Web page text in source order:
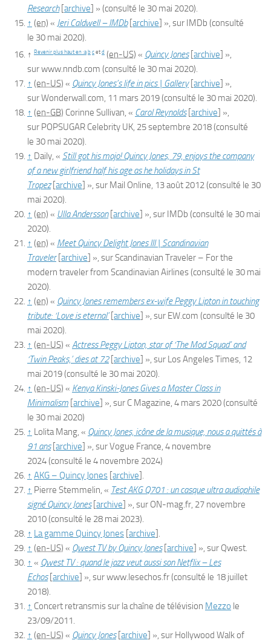
Research[archive] » (consulté le 30 mai 2020).
↑ (en) « Jeri Caldwell – IMDb[archive] », sur IMDb (consulté
le 30 mai 2020).
↑ Revenir plus haut en :abcetd (en-US) « Quincy Jones[archive] »,
surwww.nndb.com (consulté le 30 mai 2020).
↑ (en-US) « Quincy Jones’s life in pics | Gallery[archive] »,
surWonderwall.com, 11 mars 2019(consulté le 30 mai 2020).
↑ (en-GB) Corinne Sullivan, « Carol Reynolds[archive] »,
sur POPSUGAR Celebrity UK, 25 septembre 2018(consulté
le 30 mai 2020).
↑ Daily, « Still got his mojo! Quincy Jones, 79, enjoys the company
of a new girlfriend half his age as he holidays in St
Tropez[archive] », sur Mail Online, 13 août 2012(consulté le 30
mai 2020).
↑ (en) « Ulla Andersson[archive] », sur IMDb (consulté le 30 mai
2020).
↑ (en) « Meet Quincy Delight Jones III | Scandinavian
Traveler[archive] », surScandinavian Traveler – For the
modern traveler from Scandinavian Airlines(consulté le 30 mai
2020).
↑ (en) « Quincy Jones remembers ex-wife Peggy Lipton in touching
tribute: ‘Love is eternal’[archive] », sur EW.com (consulté le 30
mai 2020).
↑ (en-US) « Actress Peggy Lipton, star of ‘The Mod Squad’ and
‘Twin Peaks,’ dies at 72[archive] », sur Los Angeles Times, 12
mai 2019(consulté le 30 mai 2020).
↑ (en-US) « Kenya Kinski-Jones Gives a Master Class in
Minimalism [archive] », sur C Magazine, 4 mars 2020(consulté
le 30 mai 2020)
↑ LolitaMang, « Quincy Jones, icône de la musique, nous a quittés à
91 ans[archive] », surVogue France, 4 novembre
2024(consulté le 4 novembre 2024)
↑ AKG – Quincy Jones [archive].
↑ Pierre Stemmelin, « Test AKG Q701 : un casque ultra audiophile
signé Quincy Jones[archive] », sur ON-mag.fr, 27 novembre
2010(consulté le 28 mai 2023).
↑ La gamme Quincy Jones [archive].
↑ (en-US) « Qwest TV by Quincy Jones[archive] », sur Qwest.
↑ « Qwest TV : quand le jazz veut aussi son Netflix – Les
Echos[archive] », surwww.lesechos.fr(consulté le 18 juillet
2018).
↑ Concert retransmis sur la chaîne de télévision Mezzo le
23/09/2011.
↑ (en-US) « Quincy Jones[archive] », sur Hollywood Walk of